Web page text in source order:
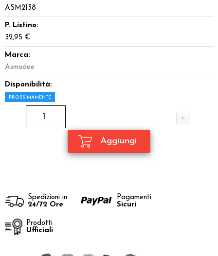
ASM2138
P. Listino:
32,95 €
Marca:
Asmodee
Disponibilità:
PROSSIMAMENTE
Spedizioni in
24/72 Ore
Pagamenti
Sicuri
Prodotti
Ufficiali